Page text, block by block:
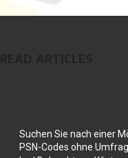
Suchen Sie nach einer
PSN-Codes ohne